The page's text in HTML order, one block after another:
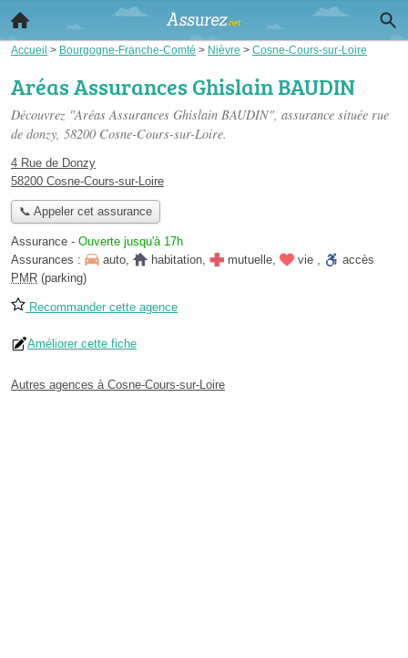
Accueil > Bourgogne-Franche-Comté > Nièvre > Cosne-Cours-sur-Loire
Aréas Assurances Ghislain BAUDIN
Découvrez "Aréas Assurances Ghislain BAUDIN", assurance située rue
de donzy, 58200 Cosne-Cours-sur-Loire.
4 Rue de Donzy
58200 Cosne-Cours-sur-Loire
📞 Appeler cet assurance
Assurance - Ouverte jusqu'à 17h
Assurances :
auto, habitation, mutuelle, vie ,
accès
PMR (parking)
Recommander cette agence
Améliorer cette fiche
Autres agences à Cosne-Cours-sur-Loire